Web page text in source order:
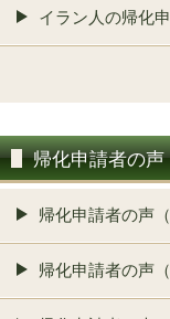
イラン人の帰化
帰化申請者の声
帰化申請者の声
帰化申請者の声